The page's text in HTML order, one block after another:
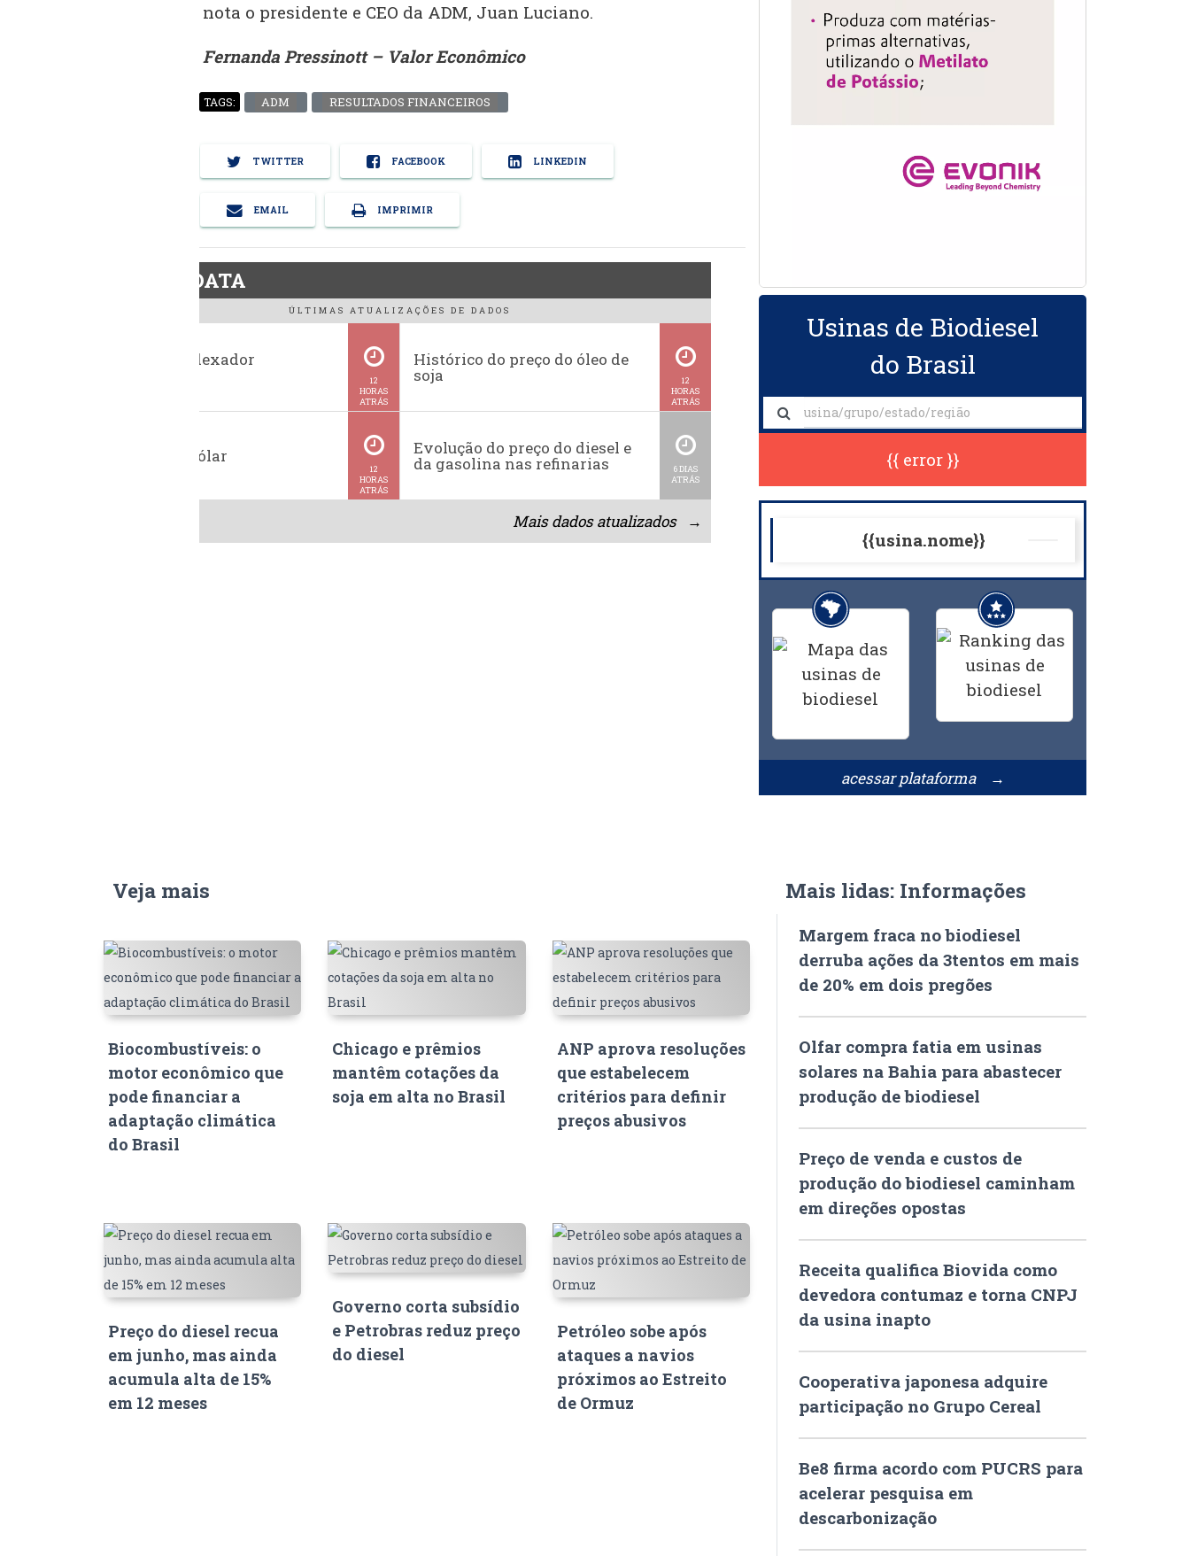
nota o presidente e CEO da ADM, Juan Luciano.
Fernanda Pressinott – Valor Econômico
TAGS: ADM RESULTADOS FINANCEIROS
TWITTER FACEBOOK LINKEDIN
EMAIL IMPRIMIR
BiodieselDATA
ÚLTIMAS ATUALIZAÇÕES DE DADOS
Histórico indexador
12
HORAS
ATRÁS
Histórico do preço do óleo de
soja
12
HORAS
ATRÁS
Cotação do dólar
12
HORAS
ATRÁS
Evolução do preço do diesel e
da gasolina nas refinarias
6 DIAS
ATRÁS
Mais dados atualizados →
Usinas de Biodiesel
do Brasil
{{ error }}
{{usina.nome}}
acessar plataforma →
Veja mais
Biocombustíveis: o
motor econômico que
pode financiar a
adaptação climática
do Brasil
Chicago e prêmios
mantêm cotações da
soja em alta no Brasil
ANP aprova resoluções
que estabelecem
critérios para definir
preços abusivos
Preço do diesel recua
em junho, mas ainda
acumula alta de 15%
em 12 meses
Governo corta subsídio
e Petrobras reduz preço
do diesel
Petróleo sobe após
ataques a navios
próximos ao Estreito
de Ormuz
Mais lidas: Informações
Margem fraca no biodiesel
derruba ações da 3tentos em mais
de 20% em dois pregões
Olfar compra fatia em usinas
solares na Bahia para abastecer
produção de biodiesel
Preço de venda e custos de
produção do biodiesel caminham
em direções opostas
Receita qualifica Biovida como
devedora contumaz e torna CNPJ
da usina inapto
Cooperativa japonesa adquire
participação no Grupo Cereal
Be8 firma acordo com PUCRS para
acelerar pesquisa em
descarbonização